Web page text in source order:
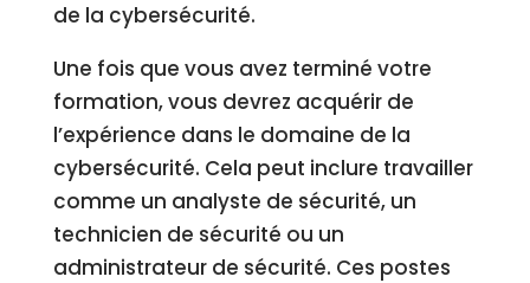
de la cybersécurité.
Une fois que vous avez terminé votre
formation, vous devrez acquérir de
l’expérience dans le domaine de la
cybersécurité. Cela peut inclure travailler
comme un analyste de sécurité, un
technicien de sécurité ou un
administrateur de sécurité. Ces postes